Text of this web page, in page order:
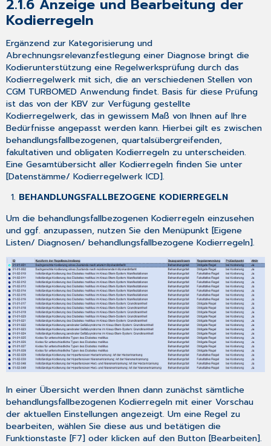
von
CGM
nach
der
Installation
des
Updates:
7
Das
Hilfe-
System
von
CGM TURBOMED
Hinweise
zur
Nomenklatur
in
diesem
Dokument
7.2
CGM TURBOMED
Gebrauchsanweisung
[F1]
7.3
CGM TURBOMED
Anwender-
Hotline
2.1.6 Anzeige und Bearbeitung der
Kodierregeln
Ergänzend zur Kategorisierung und
Abrechnungsrelevanzfestlegung einer Diagnose bringt die
Kodierunterstützung eine Regelwerksprüfung durch das
Kodierregelwerk mit sich, die an verschiedenen Stellen von
CGM TURBOMED Anwendung findet. Basis für diese Prüfung
ist das von der KBV zur Verfügung gestellte
Kodierregelwerk, das in gewissem Maß von Ihnen auf Ihre
Bedürfnisse angepasst werden kann. Hierbei gilt es zwischen
behandlungsfallbezogenen, quartalsübergreifenden,
fakultativen und obligaten Kodierregeln zu unterscheiden.
Eine Gesamtübersicht aller Kodierregeln finden Sie unter
[Datenstämme/ Kodierregelwerk ICD].
BEHANDLUNGSFALLBEZOGENE KODIERREGELN
Um die behandlungsfallbezogenen Kodierregeln einzusehen
und ggf. anzupassen, nutzen Sie den Menüpunkt [Eigene
Listen/ Diagnosen/ behandlungsfallbezogene Kodierregeln].
In einer Übersicht werden Ihnen dann zunächst sämtliche
behandlungsfallbezogenen Kodierregeln mit einer Vorschau
der aktuellen Einstellungen angezeigt. Um eine Regel zu
bearbeiten, wählen Sie diese aus und betätigen die
Funktionstaste [F7] oder klicken auf den Button [Bearbeiten].